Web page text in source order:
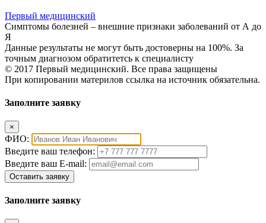
Первый медицинский
Симптомы болезней – внешние признаки заболеваний от А до
Я
Данные результаты не могут быть достоверны на 100%. За
точным диагнозом обратитетсь к специалисту
© 2017 Первый медицинский. Все права защищены
При копировании материлов ссылка на источник обязательна.
Заполните заявку
×
ФИО:
Введите ваш телефон:
Введите ваш E-mail:
Оставить заявку
Заполните заявку